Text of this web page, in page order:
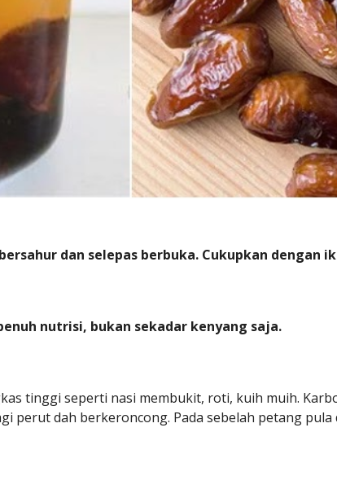
dan selepas berbuka. Cukupkan
nutrisi, bukan sekadar kenyang saja.
tinggi seperti nasi membukit, roti, kuih muih.
perut dah berkeroncong. Pada sebelah petang